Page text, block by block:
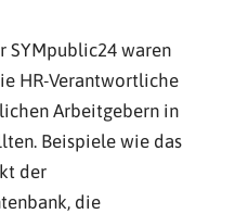
SYMpublic24 waren
HR-Verantwortliche
Arbeitgebern in
Beispiele wie das
der
die